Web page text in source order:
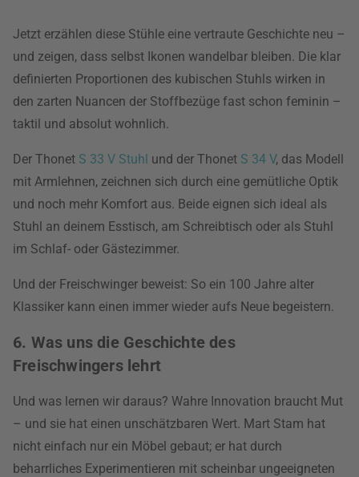
Jetzt erzählen diese Stühle eine vertraute Geschichte neu –
und zeigen, dass selbst Ikonen wandelbar bleiben. Die klar
definierten Proportionen des kubischen Stuhls wirken in
den zarten Nuancen der Stoffbezüge fast schon feminin –
taktil und absolut wohnlich.
Der Thonet S 33 V Stuhl und der Thonet S 34 V, das Modell
mit Armlehnen, zeichnen sich durch eine gemütliche Optik
und noch mehr Komfort aus. Beide eignen sich ideal als
Stuhl an deinem Esstisch, am Schreibtisch oder als Stuhl
im Schlaf- oder Gästezimmer.
Und der Freischwinger beweist: So ein 100 Jahre alter
Klassiker kann einen immer wieder aufs Neue begeistern.
6. Was uns die Geschichte des
Freischwingers lehrt
Und was lernen wir daraus? Wahre Innovation braucht Mut
– und sie hat einen unschätzbaren Wert. Mart Stam hat
nicht einfach nur ein Möbel gebaut; er hat durch
beharrliches Experimentieren mit scheinbar ungeeigneten